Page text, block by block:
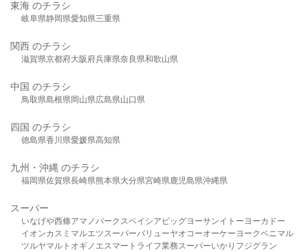
東海 のチラシ
岐阜県静岡県愛知県三重県
関西 のチラシ
滋賀県京都府大阪府兵庫県奈良県和歌山県
中国 のチラシ
鳥取県島根県岡山県広島県山口県
四国 のチラシ
徳島県香川県愛媛県高知県
九州・沖縄 のチラシ
福岡県佐賀県長崎県熊本県大分県宮崎県鹿児島県沖縄県
スーパー
いなげや西條アマノパークスベイシア ビッグヨーサンイトーヨーカドー
イオンカスミ マルエツスーパーバリューヤオコーオーケー ヨークベニマル
ツルヤマルト オギノ エスマート ライフ業務スーパーいかり フジグラン